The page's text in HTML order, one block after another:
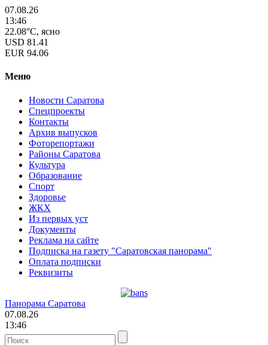
07.08.26
13:46
22.08°C, ясно
USD 81.41
EUR 94.06
Меню
Новости Саратова
Спецпроекты
Контакты
Архив выпусков
Фоторепортажи
Районы Саратова
Культура
Образование
Спорт
Здоровье
ЖКХ
Из пеpвых уст
Документы
Реклама на сайте
Подписка на газету "Саратовская панорама"
Оплата подписки
Реквизиты
Панорама Саратова
07.08.26
13:46